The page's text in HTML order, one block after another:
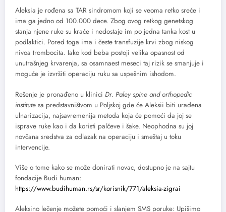
Aleksia je rođena sa TAR sindromom koji se veoma retko sreće i
ima ga jedno od 100.000 dece. Zbog ovog retkog genetskog
stanja njene ruke su kraće i nedostaje im po jedna tanka kost u
podlaktici. Pored toga ima i česte transfuzije krvi zbog niskog
nivoa trombocita. Iako kod beba postoji velika opasnost od
unutrašnjeg krvarenja, sa osamnaest meseci taj rizik se smanjuje i
moguće je izvršiti operaciju ruku sa uspešnim ishodom.
Rešenje je pronađeno u klinici Dr. Paley spine and orthopedic
institute sa predstavništvom u Poljskoj gde će Aleksii biti urađena
ulnarizacija, najsavremenija metoda koja će pomoći da joj se
isprave ruke kao i da koristi palčeve i šake. Neophodna su joj
novčana sredstva za odlazak na operaciju i smeštaj u toku
intervencije.
Više o tome kako se može donirati novac, dostupno je na sajtu
fondacije Budi human:
https://www.budihuman.rs/sr/korisnik/771/aleksia-zigrai
Aleksino lečenje možete pomoći i slanjem SMS poruke: Upišimo